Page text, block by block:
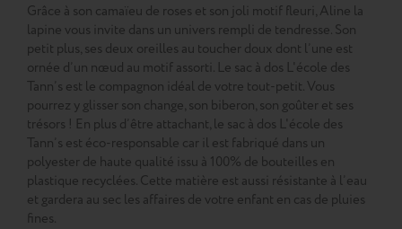
Grâce à son camaïeu de roses et son joli motif fleuri, Aline la
lapine vous invite dans un univers rempli de tendresse. Son
petit plus, ses deux oreilles au toucher doux dont l’une est
ornée d’un nœud au motif assorti. Le sac à dos L'école des
Tann’s est le compagnon idéal de votre tout-petit. Vous
pourrez y glisser son change, son biberon, son goûter et ses
trésors ! En plus d’être attachant, le sac à dos L'école des
Tann’s est éco-responsable car il est fabriqué dans un
polyester de haute qualité issu à 100% de bouteilles en
plastique recyclées. Cette matière est aussi résistante à l’eau
et gardera au sec les affaires de votre enfant en cas de pluies
fines.